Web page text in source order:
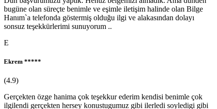
bugüne olan süreçte benimle ve eşimle iletişim halinde olan Bilge
Hanım`a telefonda göstermiş olduğu ilgi ve alakasından dolayı
sonsuz teşekkürlerimi sunuyorum ..
E
Ekrem *****
(4.9)
Gerçekten özge hanima çok teşekkur ederim kendisi benimle çok
ilgilendi gerçekten hersey konustugumuz gibi ilerledi soyledigi gibi